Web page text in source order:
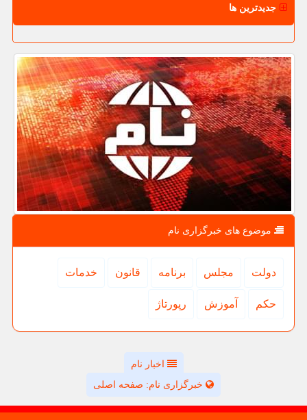
جدیدترین ها
موضوع های خبرگزاری نام
دولت مجلس برنامه قانون خدمات
حكم آموزش رپورتاژ
اخبار نام
خبرگزاری نام: صفحه اصلی